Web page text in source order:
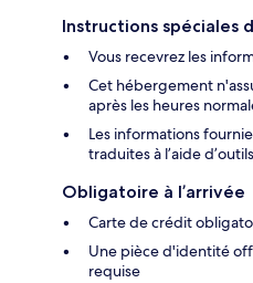
Instructions spéciales
Vous recevrez les
Cet hébergement
après les heures
Les informations
traduites à l’aide
Obligatoire à l’arrivée
Carte de crédit
Une pièce d'identité
requise